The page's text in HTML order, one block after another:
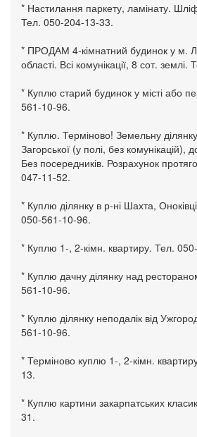
* Настилання паркету, ламінату.
Тел. 050-204-13-33.
* ПРОДАМ 4-кімнатний будинок у м.
області. Всі комунікації, 8 сот.
* Куплю старий будинок у місті або
561-10-96.
* Куплю. Терміново! Земельну ділянку
Загорської (у полі, без
Без посередників. Розрахунок
047-11-52.
* Куплю ділянку в р-ні Шахта,
050-561-10-96.
* Куплю 1-, 2-кімн. квартиру. Тел.
* Куплю дачну ділянку над
561-10-96.
* Куплю ділянку неподалік від
561-10-96.
* Терміново куплю 1-, 2-кімн.
13.
* Куплю картини закарпатських
31.